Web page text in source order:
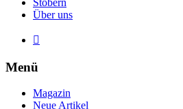
Stöbern
Über uns

Menü
Magazin
Neue Artikel